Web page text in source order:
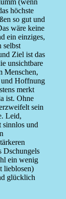
(wenn
höchste
so gut und
wäre keine
ein einziges,
selbst
Ziel ist das
unsichtbare
Menschen,
und Hoffnung
merkt
ist. Ohne
sein
Leid,
sinnlos und
Dschungels
ein wenig
lieblosen)
glücklich